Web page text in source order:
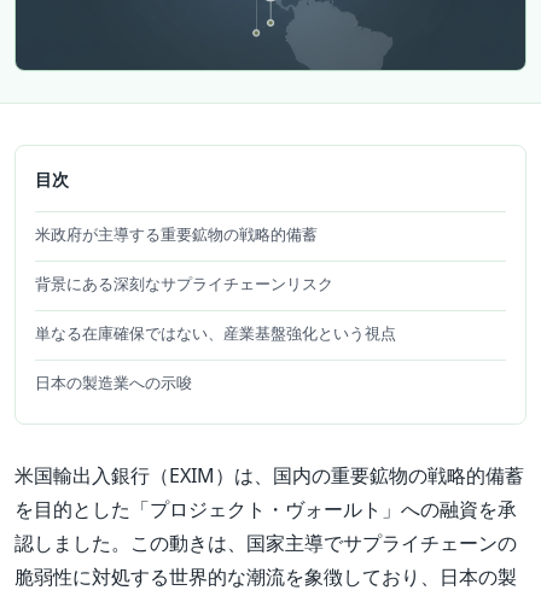
目次
米政府が主導する重要鉱物の戦略的備蓄
背景にある深刻なサプライチェーンリスク
単なる在庫確保ではない、産業基盤強化という視点
日本の製造業への示唆
米国輸出入銀行（EXIM）は、国内の重要鉱物の戦略的備蓄
を目的とした「プロジェクト・ヴォールト」への融資を承
認しました。この動きは、国家主導でサプライチェーンの
脆弱性に対処する世界的な潮流を象徴しており、日本の製